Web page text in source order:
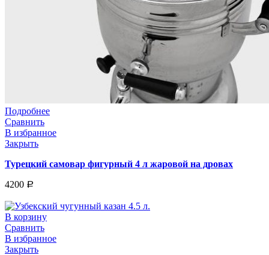
Подробнее
Сравнить
В избранное
Закрыть
Турецкий самовар фигурный 4 л жаровой на дровах
4200 Р
В корзину
Сравнить
В избранное
Закрыть